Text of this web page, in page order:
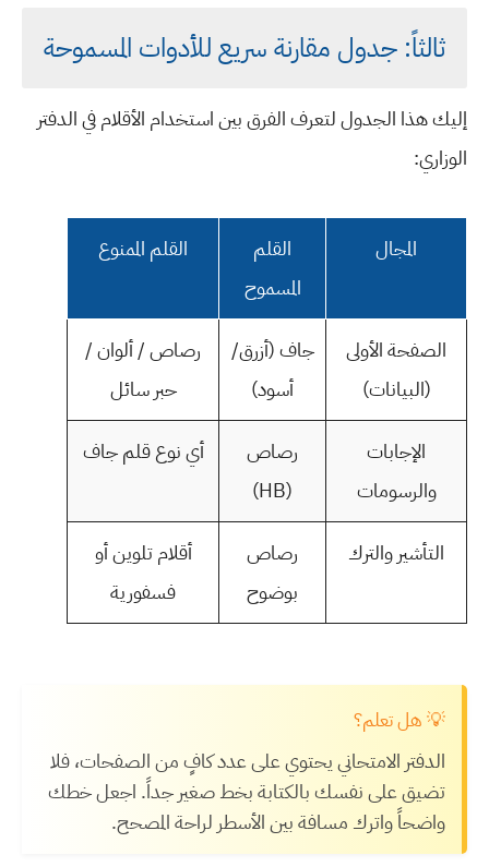
ثالثاً: جدول مقارنة سريع للأدوات المسموحة
إليك هذا الجدول لتعرف الفرق بين استخدام الأقلام في الدفتر
الوزاري:
المجال
القلم
المسموح
القلم الممنوع
الصفحة الأولى
(البيانات)
جاف (أزرق/
أسود)
رصاص / ألوان /
حبر سائل
الإجابات
والرسومات
رصاص
(HB)
أي نوع قلم جاف
التأشير والترك
رصاص
بوضوح
أقلام تلوين أو
فسفورية
💡 هل تعلم؟
الدفتر الامتحاني يحتوي على عدد كافٍ من الصفحات، فلا
تضيق على نفسك بالكتابة بخط صغير جداً. اجعل خطك
واضحاً واترك مسافة بين الأسطر لراحة المصحح.